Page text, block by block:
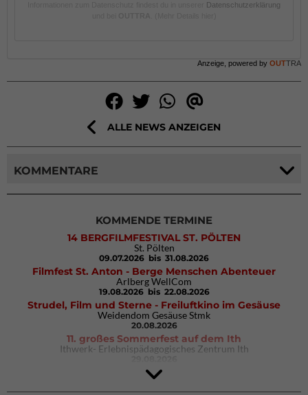
Datenschutzerklärung
Anzeige, powered by OUTTRA
ALLE NEWS ANZEIGEN
KOMMENTARE
KOMMENDE TERMINE
14 BERGFILMFESTIVAL ST. PÖLTEN
St. Pölten
09.07.2026 bis 31.08.2026
Filmfest St. Anton - Berge Menschen Abenteuer
Arlberg WellCom
19.08.2026 bis 22.08.2026
Strudel, Film und Sterne - Freiluftkino im Gesäuse
Weidendom Gesäuse Stmk
20.08.2026
11. großes Sommerfest auf dem Ith
Ithwerk- Erlebnispädagogisches Zentrum Ith
4Blocs KIDS 2026
DAV Kletter- & Boulderzentrum München Süd (Thalkirchen)
26.09.2026